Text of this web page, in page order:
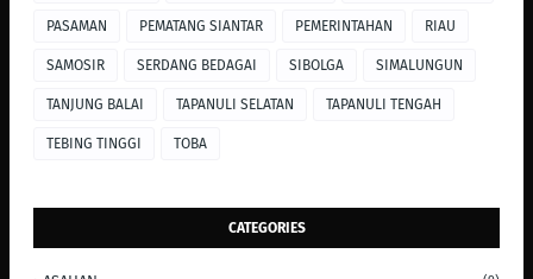
PASAMAN PEMATANG SIANTAR PEMERINTAHAN RIAU
SAMOSIR SERDANG BEDAGAI SIBOLGA SIMALUNGUN
TANJUNG BALAI TAPANULI SELATAN TAPANULI TENGAH
TEBING TINGGI TOBA
CATEGORIES